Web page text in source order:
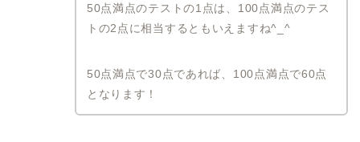
50点満点のテストの1点は、100点満点のテス
トの2点に相当するともいえますね^_^
50点満点で30点であれば、100点満点で60点
となります！